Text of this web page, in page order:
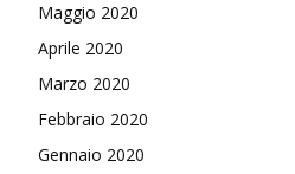
Maggio 2020
Aprile 2020
Marzo 2020
Febbraio 2020
Gennaio 2020